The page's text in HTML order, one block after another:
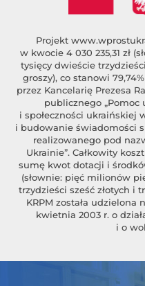
Projekt
w kwocie 4 030 235,31 zł
tysięcy dwieście
groszy), co stanowi
przez Kancelarię Prezesa
publicznego
i społeczności ukraińskiej
i budowanie świadomości
realizowanego pod
Ukrainie”. Całkowity
sumę kwot dotacji i
(słownie: pięć milionów
trzydzieści sześć złotych i
KRPM została
kwietnia 2003 r. o
i o